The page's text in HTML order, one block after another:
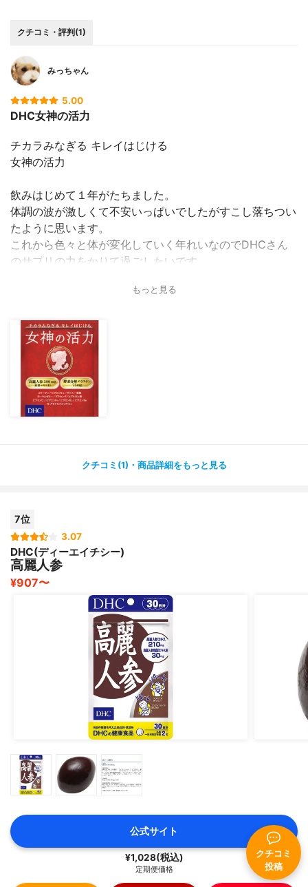
クチコミ
投稿
クチコミ・評判(1)
みっちゃん
5.00
DHC女神の活力
チカラみなぎる キレイはじける
女神の活力
飲みはじめて１年がたちました。
体調の波が激しくて不安いっぱいでしたがすこし落ちつい
たように思います。
これから色々と体が変化していく年れいなのでDHCさん
のサプリの力をかりて過ごしたいです。
もっと見る
クチコミ(1)・商品詳細をもっと見る
7位
3.07
DHC(ディーエイチシー)
高麗人参
¥907〜
公式サイト
¥1,028(税込)
定期便価格